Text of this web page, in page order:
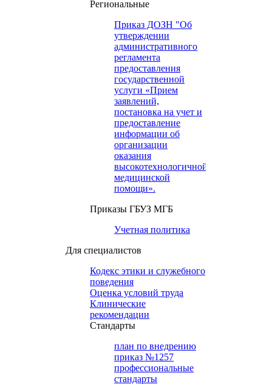
Региональные
Приказ ДОЗН "Об
утверждении
административного
регламента
предоставления
государственной
услуги «Прием
заявлений,
постановка на учет и
предоставление
информации об
организации
оказания
высокотехнологичной
медицинской
помощи».
Приказы ГБУЗ МГБ
Учетная политика
Для специалистов
Кодекс этики и служебного
поведения
Оценка условий труда
Клинические
рекомендации
Cтандарты
план по внедрению
приказ №1257
профессиональные
стандарты